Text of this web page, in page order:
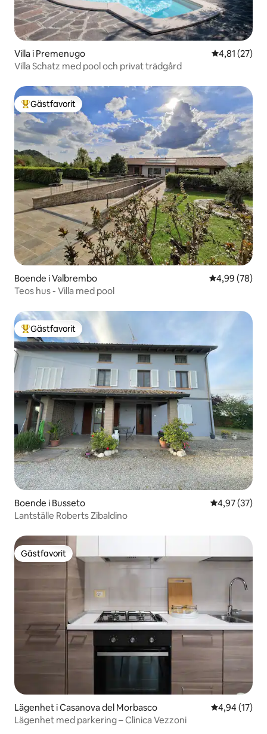
Villa i Premenugo 4,81 av 5 i
4,81 (27)
Villa Schatz med pool och privat trädgård
Populär gästfavorit
Gästfavorit
Boende i Valbrembo 4,99 av 5 i
4,99 (78)
Teos hus - Villa med pool
Populär gästfavorit
Gästfavorit
Boende i Busseto 4,97 av 5 i
4,97 (37)
Lantställe Roberts Zibaldino
Gästfavorit
Gästfavorit
Lägenhet i Casanova del Morbasco 4,94 av 5 i
4,94 (17)
Lägenhet med parkering – Clinica Vezzoni